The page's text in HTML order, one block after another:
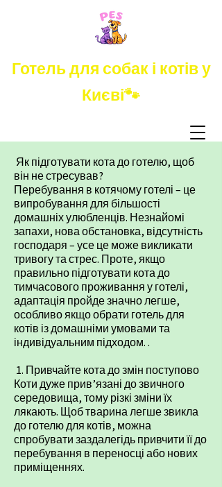
Готель для собак і котів у
Києві🐾
Як підготувати кота до готелю, щоб
він не стресував?​
Перебування в котячому готелі – це
випробування для більшості
домашніх улюбленців. Незнайомі
запахи, нова обстановка, відсутність
господаря – усе це може викликати
тривогу та стрес. Проте, якщо
правильно підготувати кота до
тимчасового проживання у готелі,
адаптація пройде значно легше,
особливо якщо обрати готель для
котів із домашніми умовамита
індивідуальним підходом. .
1. Привчайте кота до змін поступово
Коти дуже прив’язані до звичного
середовища, тому різкі зміни їх
лякають. Щоб тварина легше звикла
до готелю для котів, можна
спробувати заздалегідь привчити її до
перебування в переносці або нових
приміщеннях.